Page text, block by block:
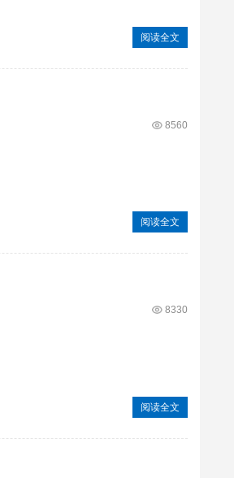
阅读全文
8560
阅读全文
8330
阅读全文